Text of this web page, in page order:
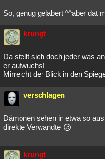
So, genug gelabert ^^aber dat
krungt
Da stellt sich doch jeder was
er aufwuchs!
Mirreicht der Blick in den
verschlagen
Dämonen sehen in etwa so
direkte Verwandte
krungt